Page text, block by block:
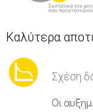
Καλύτερα
Σχέση
Οι